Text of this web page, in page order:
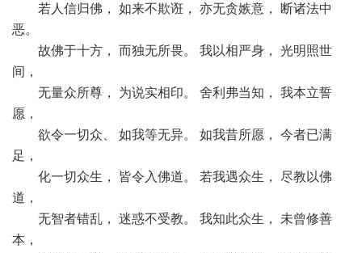
若人信归佛， 如来不欺诳， 亦无贪嫉意， 断诸法中
恶。
故佛于十方， 而独无所畏。 我以相严身， 光明照世
间，
无量众所尊， 为说实相印。 舍利弗当知， 我本立誓
愿，
欲令一切众、 如我等无异。 如我昔所愿， 今者已满
足，
化一切众生， 皆令入佛道。 若我遇众生， 尽教以佛
道，
无智者错乱， 迷惑不受教。 我知此众生， 未曾修善
本，